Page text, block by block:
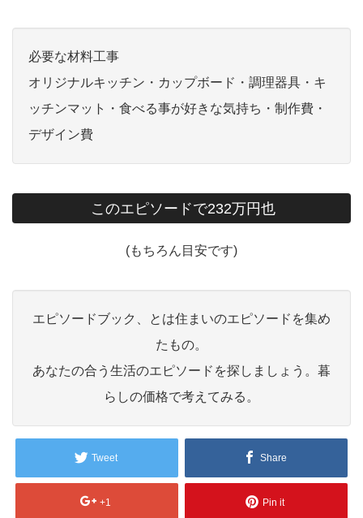
必要な材料工事
オリジナルキッチン・カップボード・調理器具・キ
ッチンマット・食べる事が好きな気持ち・制作費・
デザイン費
このエピソードで232万円也
(もちろん目安です)
エピソードブック、とは住まいのエピソードを集め
たもの。
あなたの合う生活のエピソードを探しましょう。暮
らしの価格で考えてみる。
Tweet Share
+1 Pin it